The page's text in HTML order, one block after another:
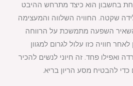
בחשבון הוא כיצד מתרחש ההיבט
שקטה. החוויה השלווה והמעצימה
השפעה מתמשכת על הרווחה
חוויה כזו עלול לגרום למגוון
ואפילו פחד. זה חיוני לנשים להכיר
להבטיח מסע הריון בריא.